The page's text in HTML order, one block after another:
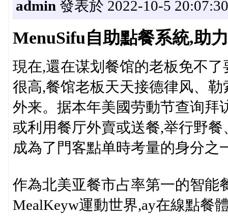
admin 發表於 2022-10-5 20:07:30
MenuSifu自助點餐系統,助
現在,還在谋划餐馆的老板免不
很高,餐馆老板天天接德律风、
外来。据本年美國劳動节查询拜
或利用餐厅外賣或送餐,举行野
成為了門客點单時考量的身分之
作為北美亚餐市占率第一的智能
MealKeyw運動世界,ay在線點餐